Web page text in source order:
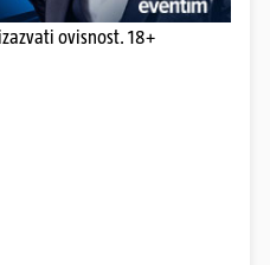
ovisnost. 18+